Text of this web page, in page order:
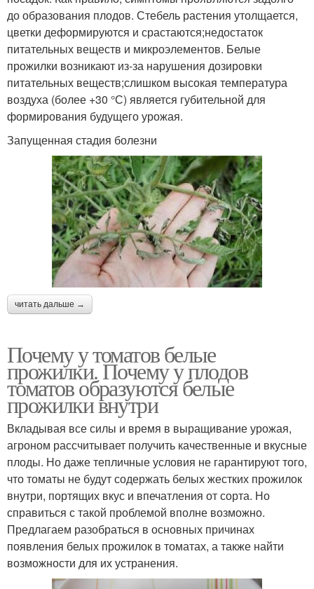
до образования плодов. Стебель растения утолщается,
цветки деформируются и срастаются;недостаток
питательных веществ и микроэлементов. Белые
прожилки возникают из-за нарушения дозировки
питательных веществ;слишком высокая температура
воздуха (более +30 °С) является губительной для
формирования будущего урожая.
Запущенная стадия болезни
читать дальше →
Почему у томатов белые
прожилки. Почему у плодов
томатов образуются белые
прожилки внутри
Вкладывая все силы и время в выращивание урожая,
агроном рассчитывает получить качественные и вкусные
плоды. Но даже тепличные условия не гарантируют того,
что томаты не будут содержать белых жестких прожилок
внутри, портящих вкус и впечатления от сорта. Но
справиться с такой проблемой вполне возможно.
Предлагаем разобраться в основных причинах
появления белых прожилок в томатах, а также найти
возможности для их устранения.